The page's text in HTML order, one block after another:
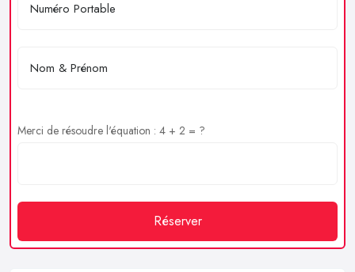
Merci de résoudre l'équation : 4 + 2 = ?
Réserver